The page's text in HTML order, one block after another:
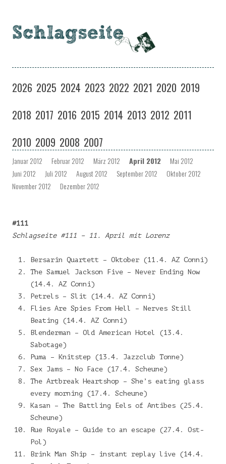
Zum
springen
2026 2025 2024 2023 2022 2021 2020 2019
2018 2017 2016 2015 2014 2013 2012 2011
2010 2009 2008 2007
Januar 2012 Februar 2012 März 2012 April 2012
Mai 2012
Juni 2012
Juli 2012 August 2012 September 2012
Oktober 2012
November 2012
Dezember 2012
#111
Schlagseite #111 – 11. April mit Lorenz
Bersarin Quartett – Oktober (11.4. AZ Conni)
The Samuel Jackson Five – Never Ending Now
(14.4. AZ Conni)
Petrels – Slit (14.4. AZ Conni)
Flies Are Spies From Hell – Nerves Still
Beating (14.4. AZ Conni)
Blenderman – Old American Hotel (13.4.
Sabotage)
Puma – Knitstep (13.4. Jazzclub Tonne)
Sex Jams – No Face (17.4. Scheune)
The Artbreak Heartshop – She’s eating glass
every morning (17.4. Scheune)
Kasan – The Battling Eels of Antibes (25.4.
Scheune)
Rue Royale – Guide to an escape (27.4. Ost-
Pol)
Brink Man Ship – instant replay live (14.4.